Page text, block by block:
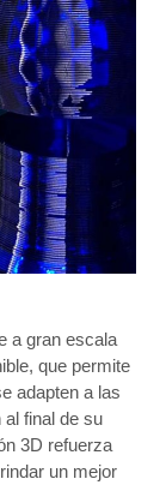
a gran escala
que permite
adapten a las
final de su
3D refuerza
un mejor